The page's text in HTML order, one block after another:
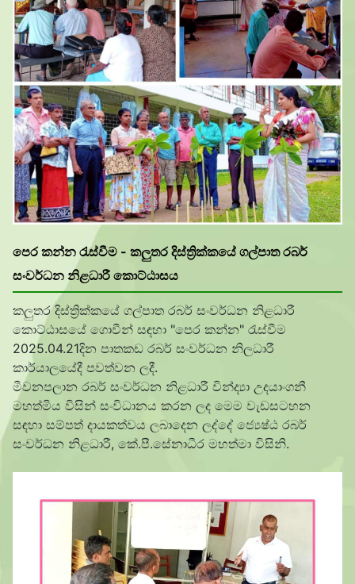
පෙර කන්න රැස්වීම - කලුතර දිස්ත්‍රික්කයේ ගල්පාත රබර්
සංවර්ධන නිළධාරී කොට්ඨාසය
කලුතර දිස්ත්රික්කයේ ගල්පාත රබර් සංවර්ධන නිළධාරී
කොට්ඨාසයේ ගොවීන් සඳහා "පෙර කන්න" රැස්වීම
2025.04.21දින පාතකඩ රබර් සංවර්ධන නිලධාරී
කාර්යාලයේදී පවත්වන ලදී.
මීවනපලාන රබර් සංවර්ධන නිළධාරී වින්ද් යා උදයාංගනී
මහත්මිය විසින් සංවිධානය කරන ලද මෙම වැඩසටහන
සඳහා සම්පත් දායකත්වය ලබාදෙන ලද්දේ ජ්යෙෂ්ඨ රබර්
සංවර්ධන නිළධාරී, කේ.පී.සේනාධීර මහත්මා විසිනි.